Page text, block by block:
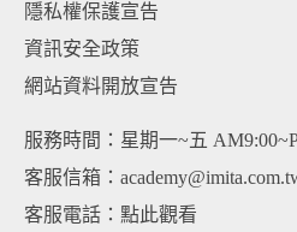
隱私權保護宣告
資訊安全政策
網站資料開放宣告
服務時間：星期一~五
客服信箱：
客服電話： 點此觀看